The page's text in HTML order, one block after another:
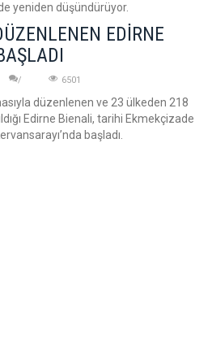
yeniden düşündürüyor.
EDİRNE
6501
düzenlenen ve 23 ülkeden 218
Edirne Bienali, tarihi Ekmekçizade
başladı.